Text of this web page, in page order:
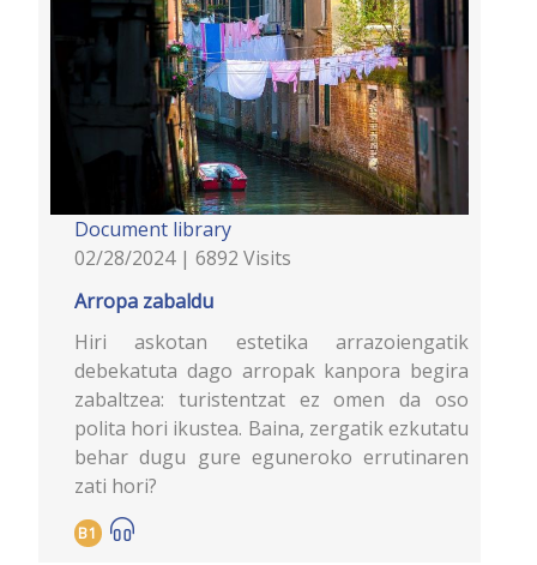
Document library
02/28/2024 | 6892 Visits
Arropa zabaldu
Hiri askotan estetika arrazoiengatik
debekatuta dago arropak kanpora begira
zabaltzea: turistentzat ez omen da oso
polita hori ikustea. Baina, zergatik ezkutatu
behar dugu gure eguneroko errutinaren
zati hori?
B1